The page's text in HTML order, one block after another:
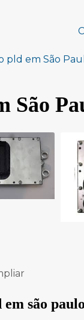
pld em São
São
são